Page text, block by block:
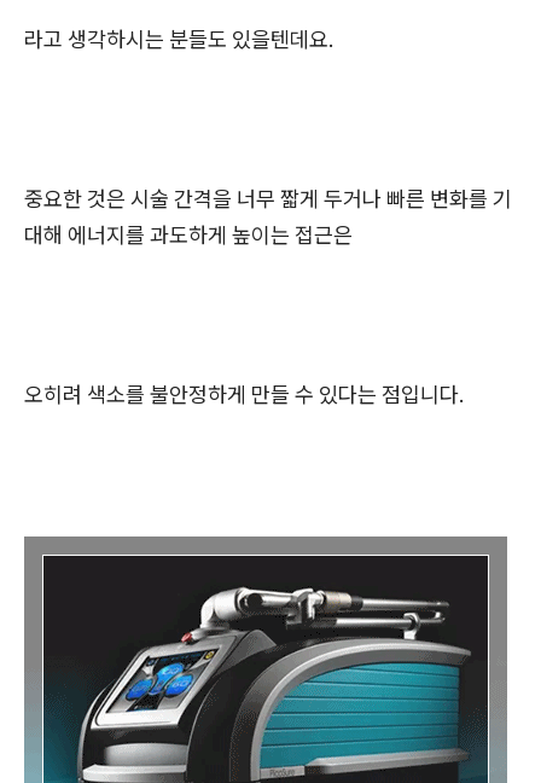
라고 생각하시는 분들도 있을텐데요.
중요한 것은 시술 간격을 너무 짧게 두거나 빠른 변화를 기
대해 에너지를 과도하게 높이는 접근은
오히려 색소를 불안정하게 만들 수 있다는 점입니다.